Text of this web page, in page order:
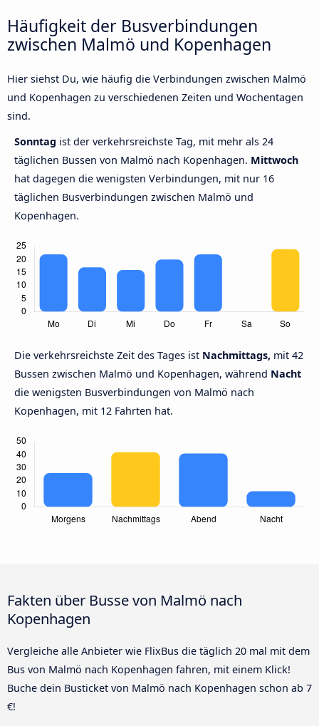
Häufigkeit der Busverbindungen
zwischen Malmö und Kopenhagen
Hier siehst Du, wie häufig die Verbindungen zwischen Malmö
und Kopenhagen zu verschiedenen Zeiten und Wochentagen
sind.
Sonntag ist der verkehrsreichste Tag, mit mehr als 24
täglichen Bussen von Malmö nach Kopenhagen. Mittwoch
hat dagegen die wenigsten Verbindungen, mit nur 16
täglichen Busverbindungen zwischen Malmö und
Kopenhagen.
Die verkehrsreichste Zeit des Tages ist Nachmittags, mit 42
Bussen zwischen Malmö und Kopenhagen, während Nacht
die wenigsten Busverbindungen von Malmö nach
Kopenhagen, mit 12 Fahrten hat.
Fakten über Busse von Malmö nach
Kopenhagen
Vergleiche alle Anbieter wie FlixBus die täglich 20 mal mit dem
Bus von Malmö nach Kopenhagen fahren, mit einem Klick!
Buche dein Busticket von Malmö nach Kopenhagen schon ab 7
€!